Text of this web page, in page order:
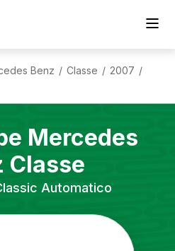
Benz / Classe / 2007 /
Mercedes
Classe
Automatico